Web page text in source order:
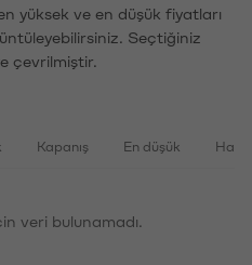
yüksek ve en düşük fiyatları
Seçtiğiniz
çevrilmiştir.
Kapanış En düşük
veri bulunamadı.